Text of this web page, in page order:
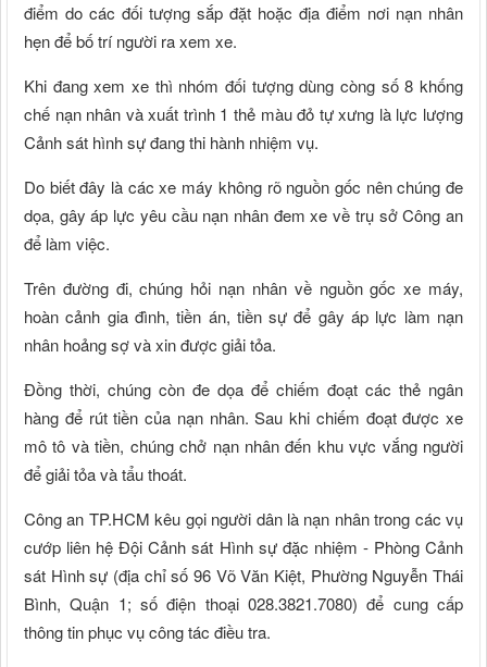
điểm do các đối tượng sắp đặt hoặc địa điểm nơi nạn nhân
hẹn để bố trí người ra xem xe.
Khi đang xem xe thì nhóm đối tượng dùng còng số 8 khống
chế nạn nhân và xuất trình 1 thẻ màu đỏ tự xưng là lực lượng
Cảnh sát hình sự đang thi hành nhiệm vụ.
Do biết đây là các xe máy không rõ nguồn gốc nên chúng đe
dọa, gây áp lực yêu cầu nạn nhân đem xe về trụ sở Công an
để làm việc.
Trên đường đi, chúng hỏi nạn nhân về nguồn gốc xe máy,
hoàn cảnh gia đình, tiền án, tiền sự để gây áp lực làm nạn
nhân hoảng sợ và xin được giải tỏa.
Đồng thời, chúng còn đe dọa để chiếm đoạt các thẻ ngân
hàng để rút tiền của nạn nhân. Sau khi chiếm đoạt được xe
mô tô và tiền, chúng chở nạn nhân đến khu vực vắng người
để giải tỏa và tẩu thoát.
Công an TP.HCM kêu gọi người dân là nạn nhân trong các vụ
cướp liên hệ Đội Cảnh sát Hình sự đặc nhiệm - Phòng Cảnh
sát Hình sự (địa chỉ số 96 Võ Văn Kiệt, Phường Nguyễn Thái
Bình, Quận 1; số điện thoại 028.3821.7080) để cung cấp
thông tin phục vụ công tác điều tra.